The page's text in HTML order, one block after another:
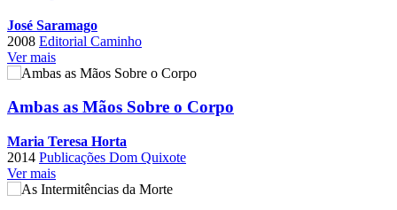
José Saramago
2008 Editorial Caminho
Ver mais
Ambas as Mãos Sobre o Corpo
Maria Teresa Horta
2014 Publicações Dom Quixote
Ver mais